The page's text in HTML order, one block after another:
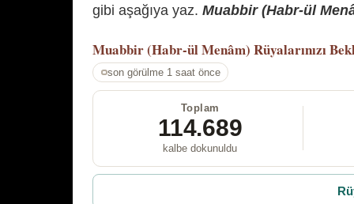
gibi aşağıya yaz. Muabbir (Habr-ül
Muabbir (Habr-ül Menâm) Rüyalarınızı
son görülme 1 saat önce
Toplam
114.689
kalbe dokunuldu